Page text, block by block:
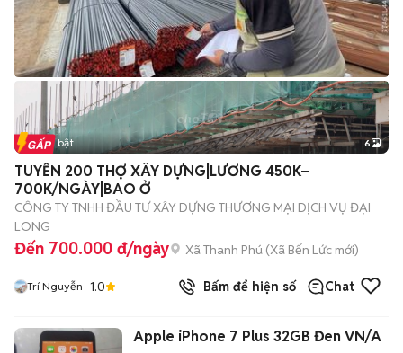
+2
Tin nổi bật 6
TUYỂN 200 THỢ XÂY DỰNG|LƯƠNG 450K–
700K/NGÀY|BAO Ở
CÔNG TY TNHH ĐẦU TƯ XÂY DỰNG THƯƠNG MẠI DỊCH VỤ ĐẠI
LONG
Đến 700.000 đ/ngày Xã Thanh Phú (Xã Bến Lức mới)
Trí Nguyễn 1.0 Bấm để hiện số Chat
Apple iPhone 7 Plus 32GB Đen VN/A